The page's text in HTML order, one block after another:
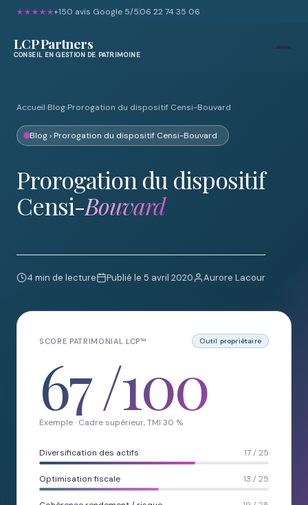
★★★★★+150 avis Google 5/506 22 74 35 06
LCP Partners
CONSEIL EN GESTION DE PATRIMOINE
Accueil›Blog›Prorogation du dispositif Censi-Bouvard
Blog › Prorogation du dispositif Censi-Bouvard
Prorogation du dispositif
Censi-Bouvard
4 min de lecture Publié le 5 avril 2020 Aurore Lacour
SCORE PATRIMONIAL LCP™ Outil propriétaire
67/100
Exemple · Cadre supérieur, TMI 30 %
Diversification des actifs 17 / 25
Optimisation fiscale 13 / 25